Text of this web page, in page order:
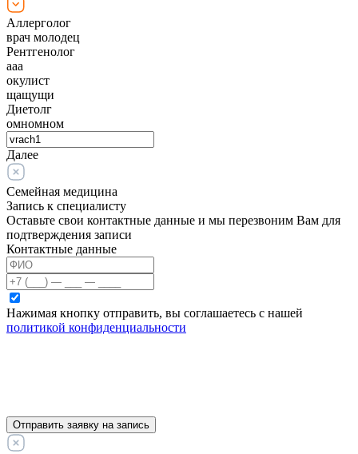
Аллерголог
врач молодец
Рентгенолог
ааа
окулист
щащущи
Диетолг
омномном
Далее
Семейная медицина
Запись к специалисту
Оставьте свои контактные данные и мы перезвоним Вам для
подтверждения записи
Контактные данные
Нажимая кнопку отправить, вы соглашаетесь с нашей
политикой конфиденциальности
Отправить заявку на запись